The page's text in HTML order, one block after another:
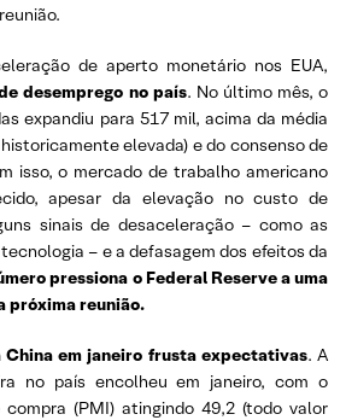
de aperto monetário nos EUA,
desemprego no país. No último mês, o
expandiu para 517 mil, acima da média
elevada) e do consenso de
isso, o mercado de trabalho americano
apesar da elevação no custo de
sinais de desaceleração – como as
– e a defasagem dos efeitos da
pressiona o Federal Reserve a uma
próxima reunião.
China em janeiro frusta expectativas. A
no país encolheu em janeiro, com o
(PMI) atingindo 49,2 (todo valor